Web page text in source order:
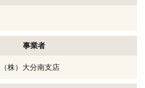
事業者
株）大分南支店